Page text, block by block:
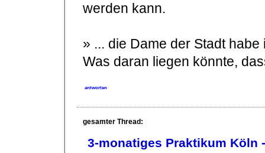
werden kann.
» ... die Dame der Stadt
Was daran liegen könnte,
antworten
gesamter Thread:
3-monatiges Praktikum Köln